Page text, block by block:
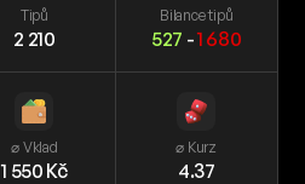
Tipů
2 210
Bilance tipů
527 -1 680
⌀ Vklad
1 550 Kč
⌀ Kurz
4.37